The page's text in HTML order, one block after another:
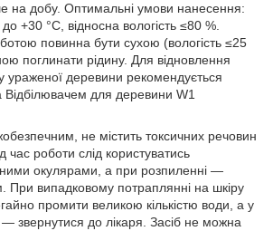
на добу. Оптимальні умови нанесення:
+30 °C, відносна вологість ≤80 %.
повинна бути сухою (вологість ≤25
поглинати рідину. Для відновлення
ураженої деревини рекомендується
для деревини W1
не містить токсичних речовин
час роботи слід користуватись
окулярами, а при розпиленні —
При випадковому потраплянні на шкіру
промити великою кількістю води, а у
— звернутися до лікаря. Засіб не можна